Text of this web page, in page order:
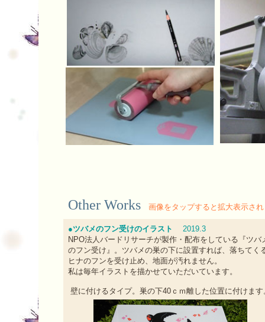
Other Works 画像をタップすると拡大表示さ
●ツバメのフン受けのイラスト
2019.3
NPO法人バードリサーチが製作・配布をしている『ツバ
のフン受け』。 ツバメの巣の下に設置すれば、落ちてく
ヒナのフンを受け止め、地面が汚れません 。
私は毎年イラストを描かせていただいています。
壁に付けるタイプ。巣の下40ｃｍ離した位置に付けます